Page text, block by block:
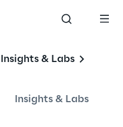
Insights & Labs
Insights & Labs